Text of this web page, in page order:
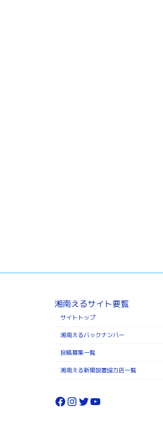
湘南えるサイト要覧
サイトトップ
湘南えるバックナンバー
投稿募集一覧
湘南える新聞設置協力店一覧
Facebook
Instagram
Twitter
YouTube